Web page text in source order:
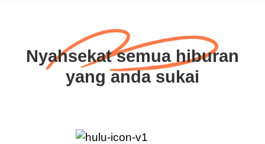
Nyahsekat semua hiburan
yang anda sukai